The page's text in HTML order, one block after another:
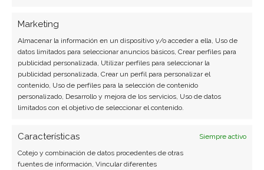
Marketing
Almacenar la información en un dispositivo y/o acceder a ella, Uso de
datos limitados para seleccionar anuncios básicos, Crear perfiles para
publicidad personalizada, Utilizar perfiles para seleccionar la
publicidad personalizada, Crear un perfil para personalizar el
contenido, Uso de perfiles para la selección de contenido
personalizado, Desarrollo y mejora de los servicios, Uso de datos
limitados con el objetivo de seleccionar el contenido.
Características
Siempre activo
Cotejo y combinación de datos procedentes de otras
fuentes de información, Vincular diferentes
Ver todos los artículos →